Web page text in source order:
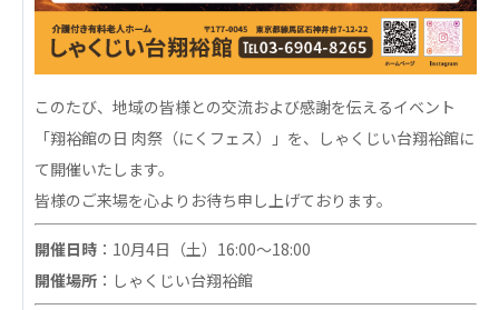
S-Labo（渋谷院）
医療法人社団 デンタルケアコミュニティ
医療法人 共生会
松園病院介護医療院
松園第二病院
複合ケアセンターまつぞの
こうのす共生病院
このたび、地域の皆様との交流および感謝を伝えるイベント
「翔裕館の日 肉祭（にくフェス）」を、しゃくじい台翔裕館に
て開催いたします。
皆様のご来場を心よりお待ち申し上げております。
開催日時 ：10月4日（土）16:00～18:00
開催場所 ：しゃくじい台翔裕館